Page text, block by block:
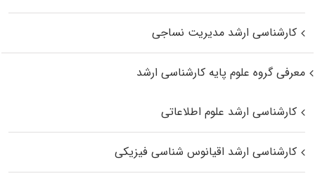
کارشناسی ارشد مدیریت نساجی
معرفی گروه علوم پایه کارشناسی ارشد
کارشناسی ارشد علوم اطلاعاتی
کارشناسی ارشد اقیانوس‌ شناسی فیزیکی